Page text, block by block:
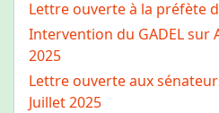
Lettre ouverte à la préfète
Intervention du GADEL sur
2025
Lettre ouverte aux
Juillet 2025